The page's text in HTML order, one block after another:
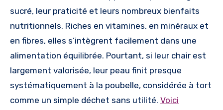
sucré, leur praticité et leurs nombreux bienfaits
nutritionnels. Riches en vitamines, en minéraux et
en fibres, elles s’intègrent facilement dans une
alimentation équilibrée. Pourtant, si leur chair est
largement valorisée, leur peau finit presque
systématiquement à la poubelle, considérée à tort
comme un simple déchet sans utilité. Voici